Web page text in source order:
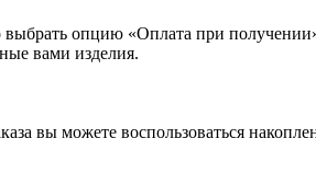
опцию «Оплата при
вами изделия.
вы можете воспользоваться